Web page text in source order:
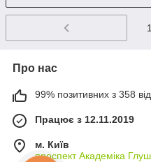
1
Про нас
99% позитивних з 358
Працює з 12.11.2019
м. Київ
проспект Академіка